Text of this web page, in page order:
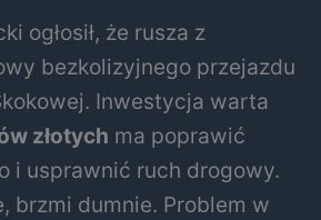
ogłosił, że rusza z
bezkolizyjnego przejazdu
Inwestycja warta
złotych ma poprawić
i usprawnić ruch drogowy.
brzmi dumnie. Problem w